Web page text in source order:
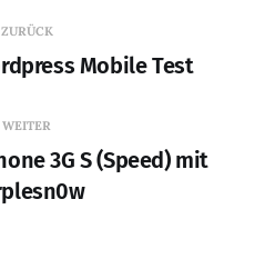
ZURÜCK
Mobile Test
WEITER
3G S (Speed) mit